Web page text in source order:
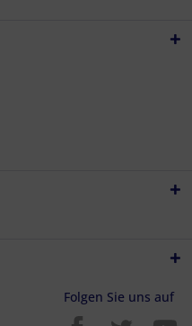
Folgen Sie uns auf
aktiv abfragen